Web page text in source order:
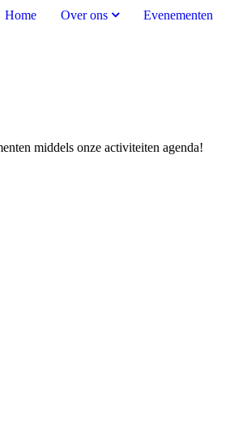
Home Over ons Evenementen
middels onze activiteiten agenda!